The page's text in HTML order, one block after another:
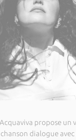
propose un
dialogue